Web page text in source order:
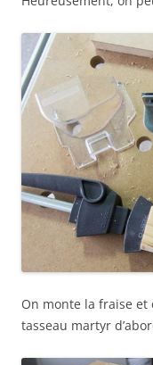
On monte la fraise
tasseau martyr